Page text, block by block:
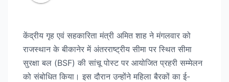
केंद्रीय गृह एवं सहकारिता मंत्री अमित शाह ने मंगलवार को
राजस्थान के बीकानेर में अंतरराष्ट्रीय सीमा पर स्थित सीमा
सुरक्षा बल (BSF) की सांचू पोस्ट पर आयोजित प्रहरी सम्मेलन
को संबोधित किया। इस दौरान उन्होंने महिला बैरकों का ई-